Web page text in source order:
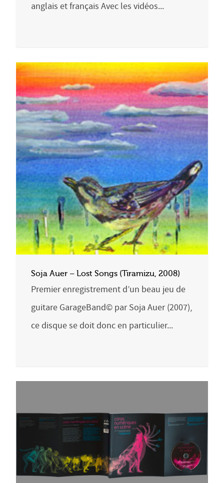
anglais et français Avec les vidéos...
Soja Auer – Lost Songs (Tiramizu, 2008)
Premier enregistrement d’un beau jeu de
guitare GarageBand© par Soja Auer (2007),
ce disque se doit donc en particulier...